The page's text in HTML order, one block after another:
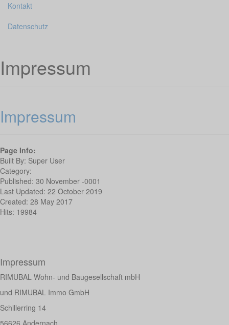
Kontakt
Datenschutz
Impressum
Impressum
Page Info:
Built By: Super User
Category:
Published: 30 November -0001
Last Updated: 22 October 2019
Created: 28 May 2017
Hits: 19984
Impressum
RIMUBAL Wohn- und Baugesellschaft mbH
und RIMUBAL Immo GmbH
Schillerring 14
56626 Andernach